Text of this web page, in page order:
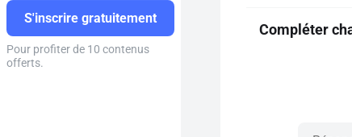
S'inscrire gratuitement
Pour profiter de 10 contenus
offerts.
Compléter